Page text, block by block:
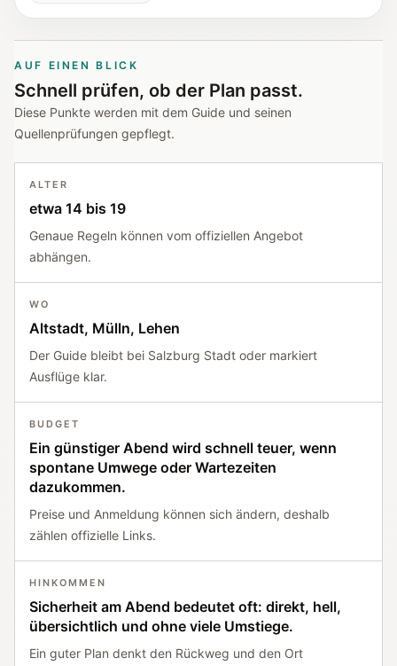
AUF EINEN BLICK
Schnell prüfen, ob der Plan passt.
Diese Punkte werden mit dem Guide und seinen
Quellenprüfungen gepflegt.
ALTER
etwa 14 bis 19
Genaue Regeln können vom offiziellen Angebot
abhängen.
WO
Altstadt, Mülln, Lehen
Der Guide bleibt bei Salzburg Stadt oder markiert
Ausflüge klar.
BUDGET
Ein günstiger Abend wird schnell teuer, wenn
spontane Umwege oder Wartezeiten
dazukommen.
Preise und Anmeldung können sich ändern, deshalb
zählen offizielle Links.
HINKOMMEN
Sicherheit am Abend bedeutet oft: direkt, hell,
übersichtlich und ohne viele Umstiege.
Ein guter Plan denkt den Rückweg und den Ort